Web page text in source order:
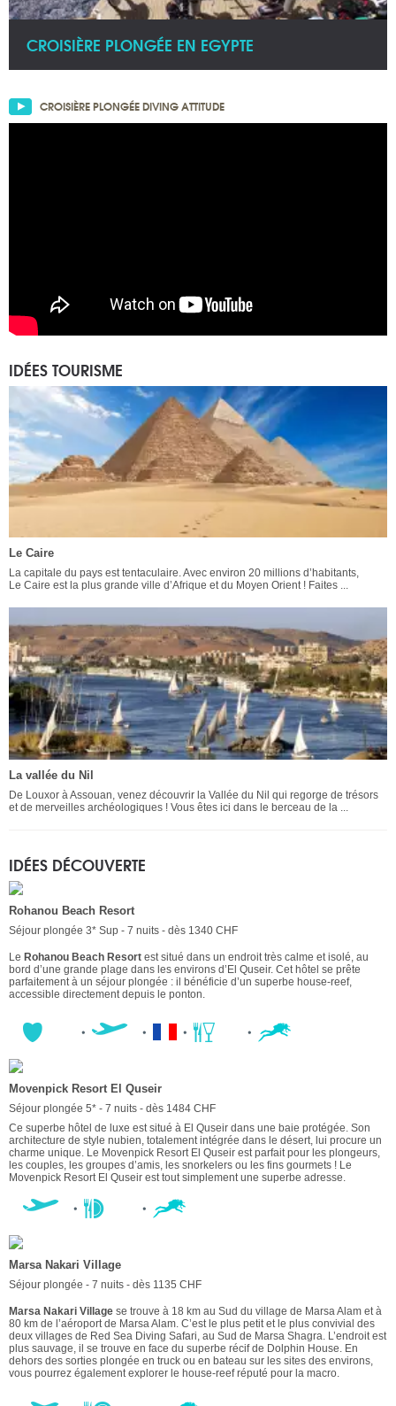
CROISIÈRE PLONGÉE EN EGYPTE
CROISIÈRE PLONGÉE DIVING ATTITUDE
IDÉES TOURISME
Le Caire
La capitale du pays est tentaculaire. Avec environ 20 millions d’habitants,
Le Caire est la plus grande ville d’Afrique et du Moyen Orient ! Faites ...
La vallée du Nil
De Louxor à Assouan, venez découvrir la Vallée du Nil qui regorge de trésors
et de merveilles archéologiques ! Vous êtes ici dans le berceau de la ...
IDÉES DÉCOUVERTE
Rohanou Beach Resort
Séjour plongée 3* Sup - 7 nuits - dès 1340 CHF
Le Rohanou Beach Resort est situé dans un endroit très calme et isolé, au
bord d’une grande plage dans les environs d’El Quseir. Cet hôtel se prête
parfaitement à un séjour plongée : il bénéficie d’un superbe house-reef,
accessible directement depuis le ponton.
Movenpick Resort El Quseir
Séjour plongée 5* - 7 nuits - dès 1484 CHF
Ce superbe hôtel de luxe est situé à El Quseir dans une baie protégée. Son
architecture de style nubien, totalement intégrée dans le désert, lui procure un
charme unique. Le Movenpick Resort El Quseir est parfait pour les plongeurs,
les couples, les groupes d’amis, les snorkelers ou les fins gourmets ! Le
Movenpick Resort El Quseir est tout simplement une superbe adresse.
Marsa Nakari Village
Séjour plongée - 7 nuits - dès 1135 CHF
Marsa Nakari Village se trouve à 18 km au Sud du village de Marsa Alam et à
80 km de l’aéroport de Marsa Alam. C’est le plus petit et le plus convivial des
deux villages de Red Sea Diving Safari, au Sud de Marsa Shagra. L’endroit est
plus sauvage, il se trouve en face du superbe récif de Dolphin House. En
dehors des sorties plongée en truck ou en bateau sur les sites des environs,
vous pourrez également explorer le house-reef réputé pour la macro.